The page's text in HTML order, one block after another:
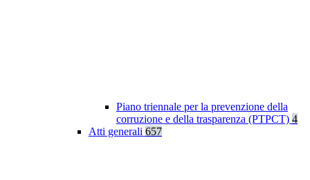
Piano triennale per la prevenzione della
corruzione e della trasparenza (PTPCT) 4
Atti generali 657